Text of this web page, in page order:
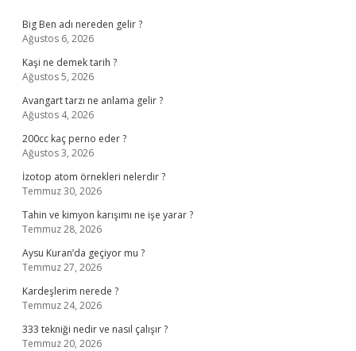
Big Ben adı nereden gelir ?
Ağustos 6, 2026
Kaşi ne demek tarih ?
Ağustos 5, 2026
Avangart tarzı ne anlama gelir ?
Ağustos 4, 2026
200cc kaç perno eder ?
Ağustos 3, 2026
İzotop atom örnekleri nelerdir ?
Temmuz 30, 2026
Tahin ve kimyon karışımı ne işe yarar ?
Temmuz 28, 2026
Aysu Kuran’da geçiyor mu ?
Temmuz 27, 2026
Kardeşlerim nerede ?
Temmuz 24, 2026
333 tekniği nedir ve nasıl çalışır ?
Temmuz 20, 2026